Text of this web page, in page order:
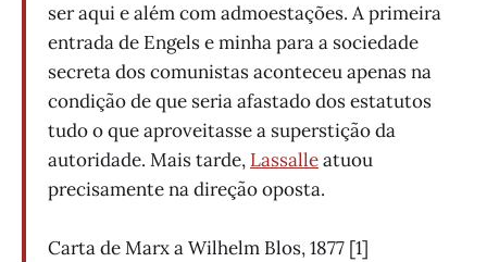
ser aqui e além com admoestações. A primeira
entrada de Engels e minha para a sociedade
secreta dos comunistas aconteceu apenas na
condição de que seria afastado dos estatutos
tudo o que aproveitasse a superstição da
autoridade. Mais tarde, Lassalleatuou
precisamente na direção oposta.
Carta de Marx a Wilhelm Blos, 1877 [1]